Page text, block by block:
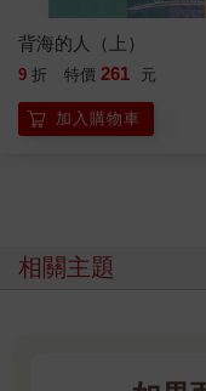
人！」我不禁失笑，也
據說李黎寫過一篇文章
不凡。沒有多久以前，
年代的某一天，三毛、
正處在青少年的「藍色
有一次，我特別跑到六
變成桑田？台大文學院
背海的人（上）
9 折 特價 261 元
加入購物車
相關主題